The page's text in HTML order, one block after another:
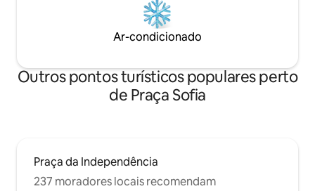
Ar-condicionado
Outros pontos turísticos populares perto
de Praça Sofia
Praça da Independência
237 moradores locais recomendam